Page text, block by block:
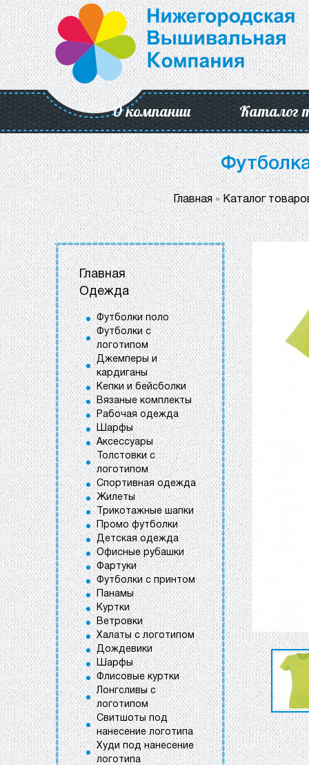
О компании Каталог
Главная»Каталог
Главная
Одежда
Футболки поло
Футболки с
логотипом
Джемперы и
кардиганы
Кепки и бейсболки
Вязаные комплекты
Рабочая одежда
Шарфы
Аксессуары
Толстовки с
логотипом
Спортивная одежда
Жилеты
Трикотажные шапки
Промо футболки
Детская одежда
Офисные рубашки
Фартуки
Футболки с принтом
Панамы
Куртки
Ветровки
Халаты с логотипом
Дождевики
Шарфы
Флисовые куртки
Лонгсливы с
логотипом
Свитшоты под
нанесение логотипа
Худи под нанесение
логотипа